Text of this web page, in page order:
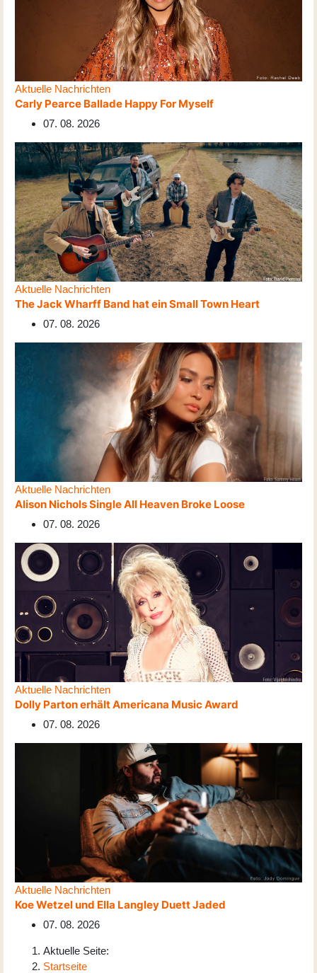
Aktuelle Nachrichten
Carly Pearce Ballade Happy For Myself
07. 08. 2026
Aktuelle Nachrichten
The Jack Wharff Band hat ein Small Town Heart
07. 08. 2026
Aktuelle Nachrichten
Alison Nichols Single All Heaven Broke Loose
07. 08. 2026
Aktuelle Nachrichten
Dolly Parton erhält Americana Music Award
07. 08. 2026
Aktuelle Nachrichten
Koe Wetzel und Ella Langley Duett Jaded
07. 08. 2026
Aktuelle Seite:
Startseite